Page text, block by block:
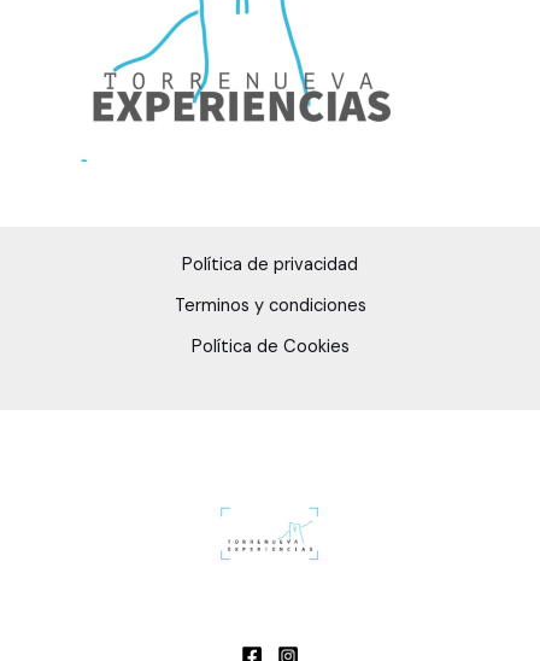
Política de privacidad
Terminos y condiciones
Política de Cookies